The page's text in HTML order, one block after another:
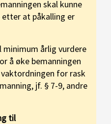
skal kunne
at påkalling er
minimum årlig vurdere
å øke bemanningen
for rask
jf. § 7-9, andre
til